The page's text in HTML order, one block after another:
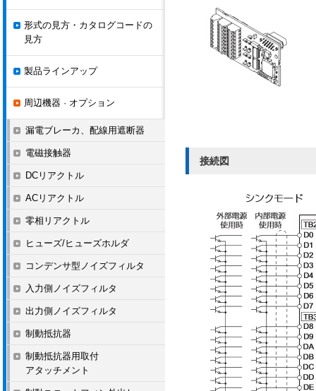
接続図
形式の見方・カタログコードの
見方
製品ラインアップ
周辺機器 · オプション
漏電ブレーカ、配線用遮断器
電磁接触器
DCリアクトル
ACリアクトル
零相リアクトル
ヒューズ/ヒューズホルダ
コンデンサ型ノイズフィルタ
入力側ノイズフィルタ
出力側ノイズフィルタ
制動抵抗器
制動抵抗器用取付
アタッチメント